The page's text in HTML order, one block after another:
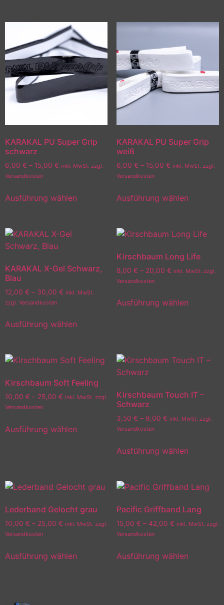
KARAKAL PU Super Grip
schwarz
6,00 € – 15,00 € inkl. MwSt. zzgl.
Versandkosten
Ausführung wählen
KARAKAL PU Super Grip
weiß
6,00 € – 15,00 € inkl. MwSt. zzgl.
Versandkosten
Ausführung wählen
KARAKAL X-Gel Schwarz,
Blau
12,00 € – 30,00 € inkl. MwSt.
zzgl. Versandkosten
Ausführung wählen
Kirschbaum Long Life
8,00 € – 20,00 € inkl. MwSt. zzgl.
Versandkosten
Ausführung wählen
Kirschbaum Soft Feeling
10,00 € – 25,00 € inkl. MwSt. zzgl.
Versandkosten
Ausführung wählen
Kirschbaum Touch IT –
Schwarz
3,50 € – 9,00 € inkl. MwSt. zzgl.
Versandkosten
Ausführung wählen
Lederband Gelocht grau
10,00 € – 25,00 € inkl. MwSt. zzgl.
Versandkosten
Ausführung wählen
Pacific Griffband Lang
15,00 € – 42,00 € inkl. MwSt. zzgl.
Versandkosten
Ausführung wählen